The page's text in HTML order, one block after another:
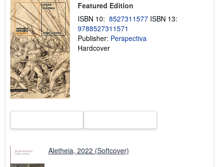
n
a
Featured Edition
ISBN 10: 8527311577 ISBN 13:
9788527311571
Publisher: Perspectiva
Hardcover
Aletheia, 2022 (Softcover)